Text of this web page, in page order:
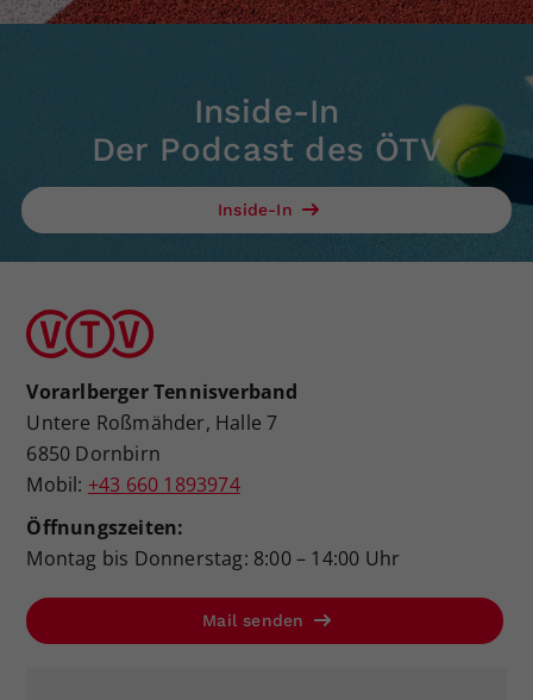
Inside-In
Der Podcast des ÖTV
Inside-In
Vorarlberger Tennisverband
Untere Roßmähder, Halle 7
6850 Dornbirn
Mobil: +43 660 1893974
Öffnungszeiten:
Montag bis Donnerstag: 8:00 – 14:00 Uhr
Mail senden